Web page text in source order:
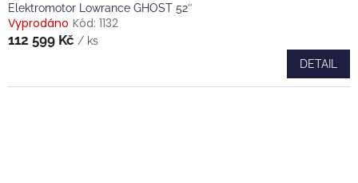
Elektromotor Lowrance GHOST 52″
Vyprodáno Kód: 1132
112 599 Kč / ks
DETAIL